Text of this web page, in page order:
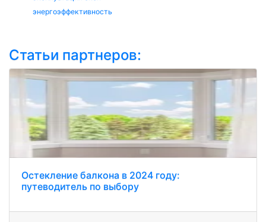
энергоэффективность
Статьи партнеров:
Остекление балкона в 2024 году:
путеводитель по выбору